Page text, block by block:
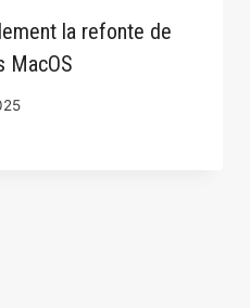
la refonte de
MacOS